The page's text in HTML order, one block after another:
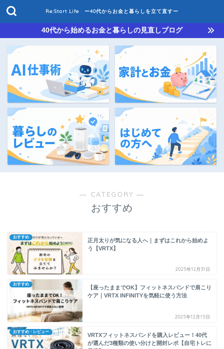
Re:Start Life ー40代からお金と暮らしを立て直すー
40代から始めるお金と暮らしの見直しブログ
― CATEGORY ―
おすすめ
おすすめ
正月太りが気になる人へ｜まずはこれから始めよ
う【VRTX】
2025年12月31日
おすすめ
【座ったままでOK】フィットネスバンドで肩こり
ケア｜VRTX INFINITYを気軽に使う方法
2025年12月15日
おすすめ・レビュー
VRTXフィットネスバンドを購入レビュー！40代
が選んだ3種類の使い分けと開封レポ【自宅トレに